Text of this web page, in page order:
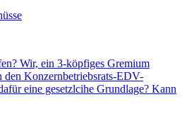
Wir, ein 3-köpfiges Gremium
Konzernbetriebsrats-EDV-
eine gesetzlcihe Grundlage? Kann